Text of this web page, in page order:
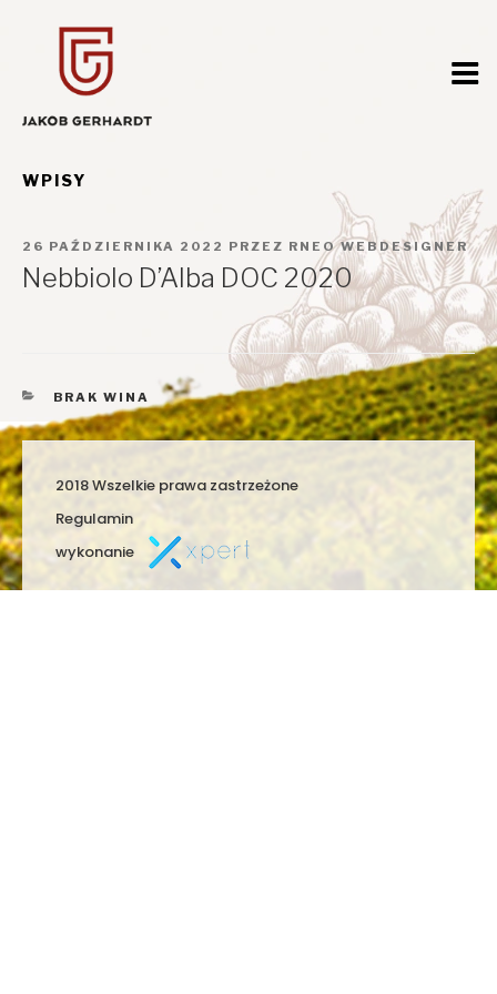
WPISY
OPUBLIKOWANE
W
26 PAŹDZIERNIKA 2022 PRZEZ RNEO WEBDESIGNER
Nebbiolo D’Alba DOC 2020
KATEGORIE
BRAK WINA
2018 Wszelkie prawa zastrzeżone
Regulamin
wykonanie